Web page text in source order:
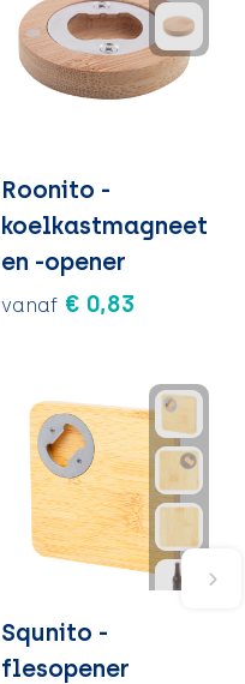
Roonito -
koelkastmagneet
en -opener
vanaf € 0,83
Squnito -
flesopener